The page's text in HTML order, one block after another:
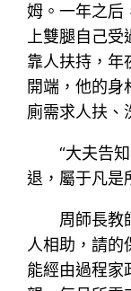
姆。一年之后
上雙腿自己
靠人扶持，年
開端，他的身
廁需求人扶
“大夫告
退，屬于凡是
周師長教
人相助，請的
能經由過程家